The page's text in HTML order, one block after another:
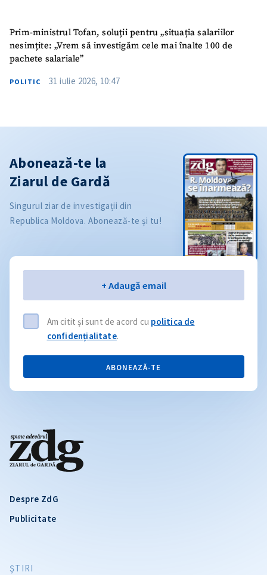
Prim-ministrul Tofan, soluții pentru „situația salariilor
nesimțite: „Vrem să investigăm cele mai înalte 100 de
pachete salariale”
POLITIC 31 iulie 2026, 10:47
Despre ZdG
Publicitate
ŞTIRI
Abonează-te la
Ziarul de Gardă
Singurul ziar de investigații din
Republica Moldova. Abonează-te și tu!
+ Adaugă email
Am citit și sunt de acord cu politica de
confidențialitate.
ABONEAZĂ-TE